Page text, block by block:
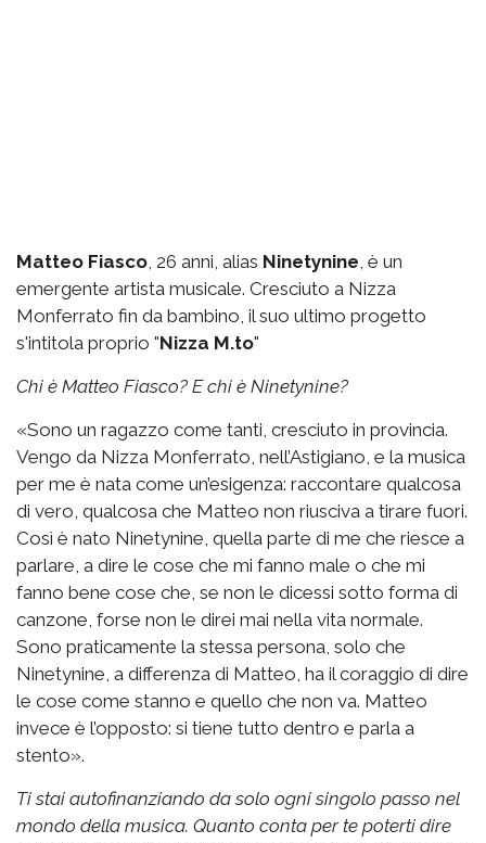
Matteo Fiasco , 26 anni, alias Ninetynine , è un
emergente artista musicale. Cresciuto a Nizza
Monferrato fin da bambino, il suo ultimo progetto
s'intitola proprio "Nizza M.to"
Chi è Matteo Fiasco? E chi è Ninetynine?
«Sono un ragazzo come tanti, cresciuto in provincia.
Vengo da Nizza Monferrato, nell’Astigiano, e la musica
per me è nata come un’esigenza: raccontare qualcosa
di vero, qualcosa che Matteo non riusciva a tirare fuori.
Così è nato Ninetynine, quella parte di me che riesce a
parlare, a dire le cose che mi fanno male o che mi
fanno bene cose che, se non le dicessi sotto forma di
canzone, forse non le direi mai nella vita normale.
Sono praticamente la stessa persona, solo che
Ninetynine, a differenza di Matteo, ha il coraggio di dire
le cose come stanno e quello che non va. Matteo
invece è l’opposto: si tiene tutto dentro e parla a
stento».
Ti stai autofinanziando da solo ogni singolo passo nel
mondo della musica. Quanto conta per te poterti dire